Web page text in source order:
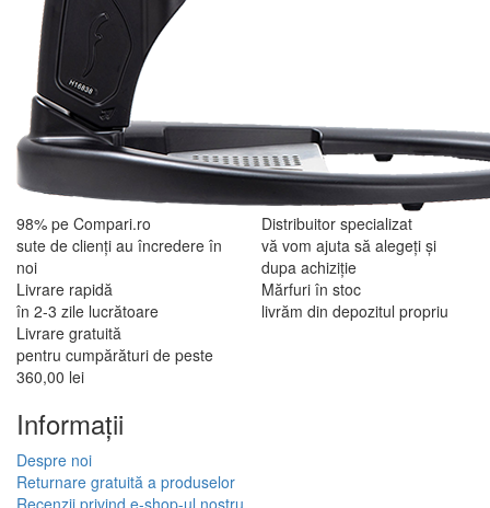
98% pe Compari.ro
sute de clienți au încredere în
noi
Distribuitor specializat
vă vom ajuta să alegeți și
dupa achiziție
Livrare rapidă
în 2-3 zile lucrătoare
Mărfuri în stoc
livrăm din depozitul propriu
Livrare gratuită
pentru cumpărături de peste
360,00 lei
Informaţii
Despre noi
Returnare gratuită a produselor